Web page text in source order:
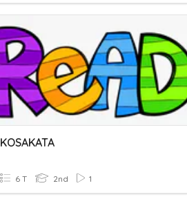
KOSAKATA
6 T 2nd 1